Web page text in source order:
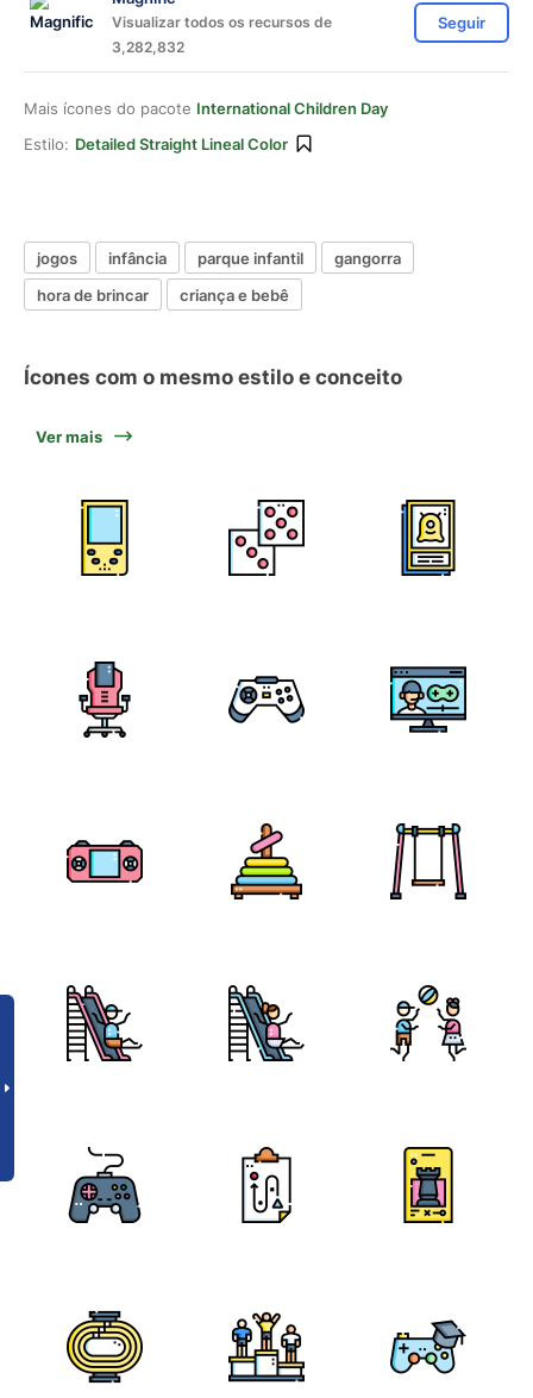
Visualizar todos os recursos de
3,282,832
Seguir
Mais ícones do pacote International Children Day
Estilo: Detailed Straight Lineal Color
jogos infância parque infantil
gangorra
hora de brincar
criança e bebê
Ícones com o mesmo estilo e conceito
Ver mais